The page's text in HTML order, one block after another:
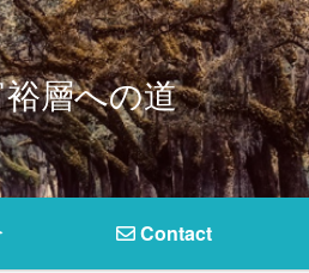
層への道
Contact